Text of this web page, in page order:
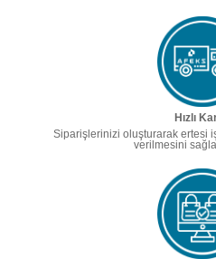
Hızlı
Siparişlerinizi oluşturarak ertesi
verilmesini